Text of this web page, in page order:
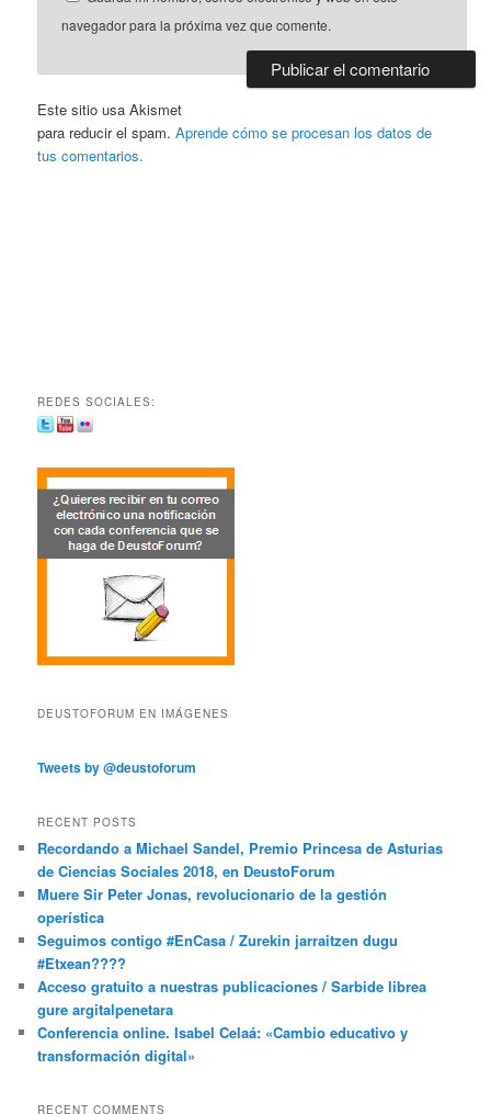
navegador para la próxima vez que comente.
Este sitio usa Akismet
para reducir el spam.Aprende cómo se procesan los datos de
tus comentarios.
REDES SOCIALES:
DEUSTOFORUM EN IMÁGENES
Tweets by @deustoforum
RECENT POSTS
Recordando a Michael Sandel, Premio Princesa de Asturias
de Ciencias Sociales 2018, en DeustoForum
Muere Sir Peter Jonas, revolucionario de la gestión
operística
Seguimos contigo #EnCasa / Zurekin jarraitzen dugu
#Etxean????
Acceso gratuito a nuestras publicaciones / Sarbide librea
gure argitalpenetara
Conferencia online. Isabel Celaá: «Cambio educativo y
transformación digital»
RECENT COMMENTS